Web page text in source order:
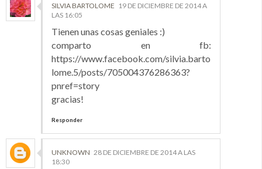
SILVIA BARTOLOME 19 DE DICIEMBRE DE 2014 A
LAS 16:05
Tienen unas cosas geniales :)
comparto en fb:
https://www.facebook.com/silvia.barto
lome.5/posts/705004376286363?
pnref=story
gracias!
Responder
UNKNOWN 28 DE DICIEMBRE DE 2014 A LAS
18:30